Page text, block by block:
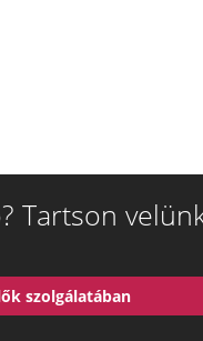
Tartson
szolgálatában